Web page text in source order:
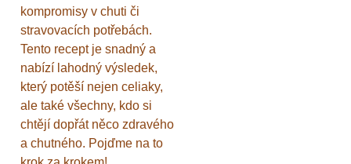
kompromisy v chuti či
stravovacích potřebách.
Tento recept je snadný a
nabízí lahodný výsledek,
který potěší nejen celiaky,
ale také všechny, kdo si
chtějí dopřát něco zdravého
a chutného. Pojďme na to